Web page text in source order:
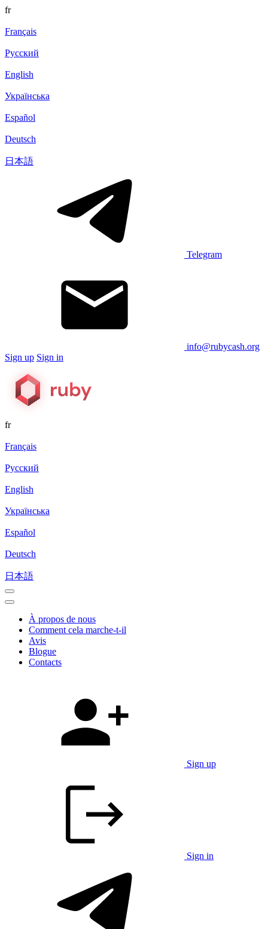
fr
Français
Русский
English
Українська
Español
Deutsch
日本語
Telegram
info@rubycash.org
Sign up Sign in
fr
Français
Русский
English
Українська
Español
Deutsch
日本語
À propos de nous
Comment cela marche-t-il
Avis
Blogue
Contacts
Sign up
Sign in